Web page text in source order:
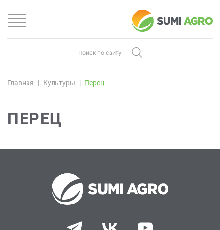
Главная Культуры Перец
ПЕРЕЦ